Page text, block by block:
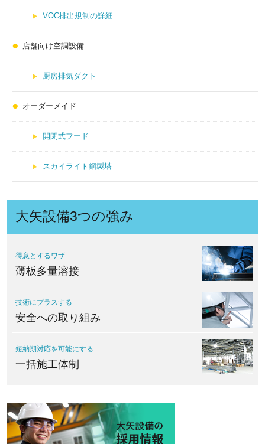
VOC排出規制の詳細
店舗向け空調設備
厨房排気ダクト
オーダーメイド
開閉式フード
スカイライト鋼製塔
大矢設備3つの強み
得意とするワザ
薄板多量溶接
技術にプラスする
安全への取り組み
短納期対応を可能にする
一括施工体制